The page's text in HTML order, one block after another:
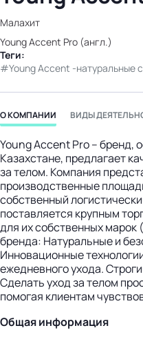
бизнес-центр
Малахит
Young Accent Pro (англ.)
Теги:
Young Accent -натуральные
О КОМПАНИИ ВИДЫ
Young Accent Pro – бренд,
Казахстане, предлагает
за телом. Компания
производственные
собственный
поставляется крупным
для их собственных
бренда: Натуральные и
Инновационные
ежедневного ухода.
Сделать уход за телом
помогая клиентам
Общая информация